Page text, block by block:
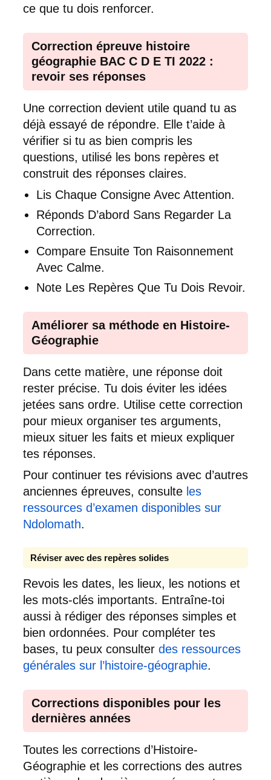
ce que tu dois renforcer.
Correction épreuve histoire
géographie BAC C D E TI 2022 :
revoir ses réponses
Une correction devient utile quand tu as
déjà essayé de répondre. Elle t’aide à
vérifier si tu as bien compris les
questions, utilisé les bons repères et
construit des réponses claires.
Lis Chaque Consigne Avec Attention.
Réponds D’abord Sans Regarder La
Correction.
Compare Ensuite Ton Raisonnement
Avec Calme.
Note Les Repères Que Tu Dois Revoir.
Améliorer sa méthode en Histoire-
Géographie
Dans cette matière, une réponse doit
rester précise. Tu dois éviter les idées
jetées sans ordre. Utilise cette correction
pour mieux organiser tes arguments,
mieux situer les faits et mieux expliquer
tes réponses.
Pour continuer tes révisions avec d’autres
anciennes épreuves, consulte les
ressources d’examen disponibles sur
Ndolomath.
Réviser avec des repères solides
Revois les dates, les lieux, les notions et
les mots-clés importants. Entraîne-toi
aussi à rédiger des réponses simples et
bien ordonnées. Pour compléter tes
bases, tu peux consulter des ressources
générales sur l’histoire-géographie.
Corrections disponibles pour les
dernières années
Toutes les corrections d’Histoire-
Géographie et les corrections des autres